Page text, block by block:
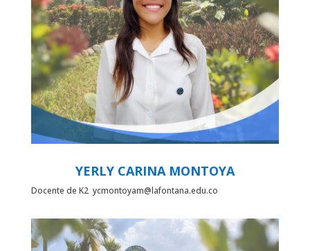
YERLY CARINA MONTOYA
Docente de K2 ycmontoyam@lafontana.edu.co